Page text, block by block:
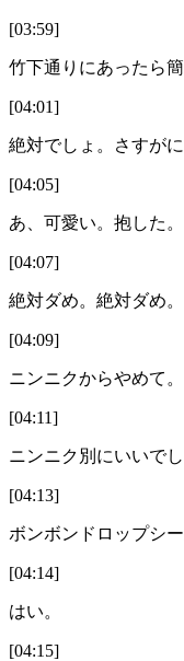
[03:59]
竹下通りにあったら
[04:01]
絶対でしょ。さすが
[04:05]
あ、可愛い。抱した。
[04:07]
絶対ダめ。絶対ダめ。
[04:09]
ニンニクからやめて。
[04:11]
ニンニク別にいいでし
[04:13]
ボンボンドロップシー
[04:14]
はい。
[04:15]